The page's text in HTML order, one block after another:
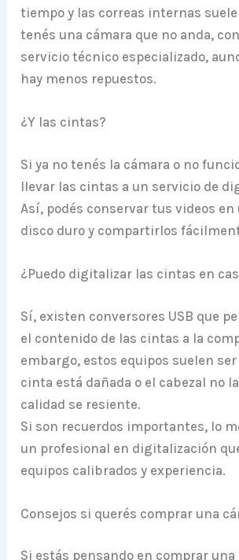
tiempo y las correas internas
tenés una cámara que no anda,
servicio técnico especializado,
hay menos repuestos.
¿Y las cintas?
Si ya no tenés la cámara o no
llevar las cintas a un servicio de
Así, podés conservar tus videos
disco duro y compartirlos
¿Puedo digitalizar las cintas en
Sí, existen conversores USB que
el contenido de las cintas a la
embargo, estos equipos suelen
cinta está dañada o el cabezal no
calidad se resiente.
Si son recuerdos importantes, lo
un profesional en digitalización
equipos calibrados y experiencia.
Consejos si querés comprar una
Si estás pensando en comprar una